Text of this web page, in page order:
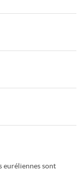
euréliennes sont